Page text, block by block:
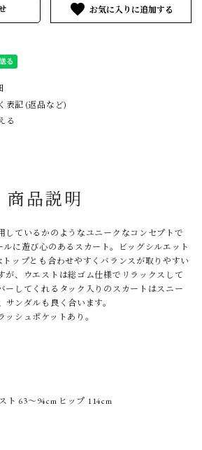
favorite
表記 (返品など)
る
商品説明
しているかのようなユニークなコンセプトで
ルに遊び心のあるスカート。ビッグシルエット
ップとも合わせやすくバランスが取りやすい
が、ウエストは総ゴム仕様でリラックスして
ーしてくれるタック入りのスカートはスニー
ンダルも良く合います。
シュポケットあり。
ト 63～94cm ヒップ 114cm